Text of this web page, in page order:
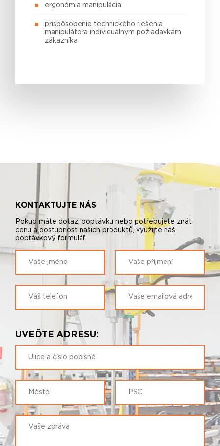
ergonómia manipulácia
prispôsobenie technického riešenia
manipulátora individuálnym požiadavkám
zákazníka
KONTAKTUJTE NÁS
Pokud máte dotaz, poptávku nebo potřebujete znát
cenu a dostupnost našich produktů, využijte náš
poptávkový formulář.
UVEĎTE ADRESU: